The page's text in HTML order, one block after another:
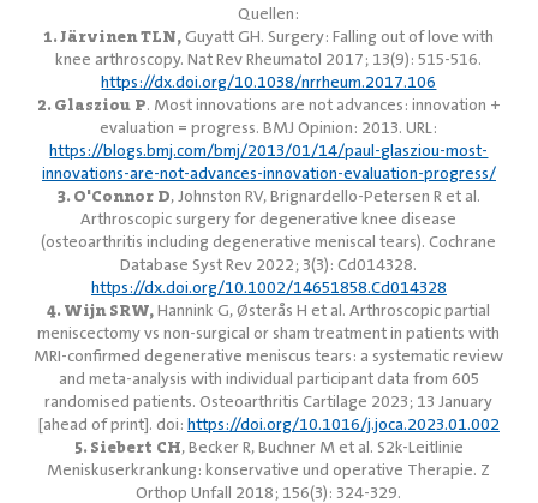
Quellen:
1. Järvinen TLN,Guyatt GH. Surgery: Falling out of love with
knee arthroscopy. Nat Rev Rheumatol 2017; 13(9): 515-516.
https://dx.doi.org/10.1038/nrrheum.2017.106
2. Glasziou P. Most innovations are not advances: innovation +
evaluation = progress. BMJ Opinion: 2013. URL:
https://blogs.bmj.com/bmj/2013/01/14/paul-glasziou-most-
innovations-are-not-advances-innovation-evaluation-progress/
3. O'Connor D, Johnston RV, Brignardello-Petersen R et al.
Arthroscopic surgery for degenerative knee disease
(osteoarthritis including degenerative meniscal tears). Cochrane
Database Syst Rev 2022; 3(3): Cd014328.
https://dx.doi.org/10.1002/14651858.Cd014328
4. Wijn SRW,Hannink G, Østerås H et al. Arthroscopic partial
meniscectomy vs non-surgical or sham treatment in patients with
MRI-confirmed degenerative meniscus tears: a systematic review
and meta-analysis with individual participant data from 605
randomised patients. Osteoarthritis Cartilage 2023; 13 January
[ahead of print]. doi: https://doi.org/10.1016/j.joca.2023.01.002
5. Siebert CH, Becker R, Buchner M et al. S2k-Leitlinie
Meniskuserkrankung: konservative und operative Therapie. Z
Orthop Unfall 2018; 156(3): 324-329.